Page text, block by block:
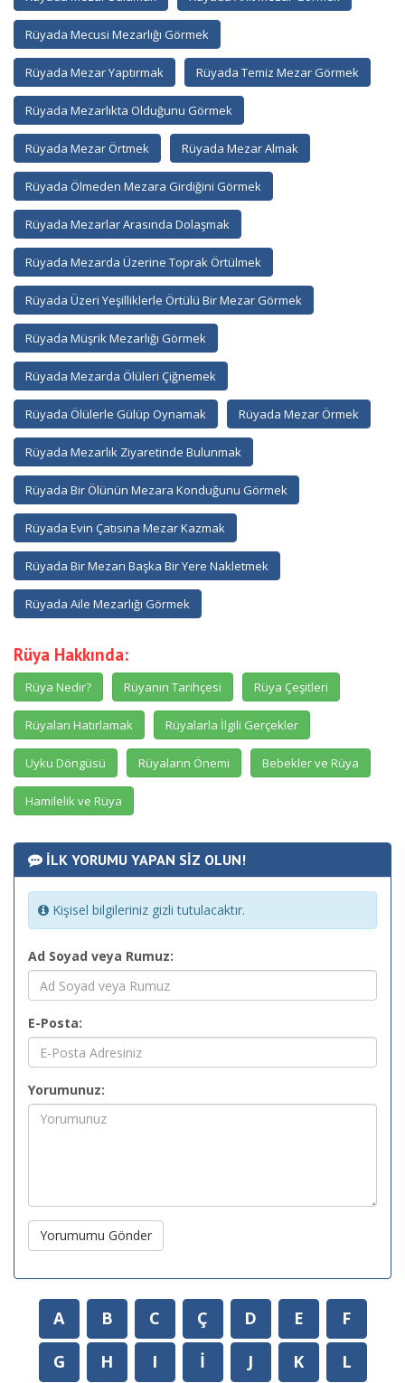
Rüyada Mecusi Mezarlığı Görmek
Rüyada Mezar Yaptırmak Rüyada Temiz Mezar Görmek
Rüyada Mezarlıkta Olduğunu Görmek
Rüyada Mezar Örtmek Rüyada Mezar Almak
Rüyada Ölmeden Mezara Girdiğini Görmek
Rüyada Mezarlar Arasında Dolaşmak
Rüyada Mezarda Üzerine Toprak Örtülmek
Rüyada Üzeri Yeşilliklerle Örtülü Bir Mezar Görmek
Rüyada Müşrik Mezarlığı Görmek
Rüyada Mezarda Ölüleri Çiğnemek
Rüyada Ölülerle Gülüp Oynamak Rüyada Mezar Örmek
Rüyada Mezarlık Ziyaretinde Bulunmak
Rüyada Bir Ölünün Mezara Konduğunu Görmek
Rüyada Evin Çatısına Mezar Kazmak
Rüyada Bir Mezarı Başka Bir Yere Nakletmek
Rüyada Aile Mezarlığı Görmek
Rüya Hakkında:
Rüya Nedir? Rüyanın Tarihçesi Rüya Çeşitleri
Rüyaları Hatırlamak Rüyalarla İlgili Gerçekler
Uyku Döngüsü Rüyaların Önemi Bebekler ve Rüya
Hamilelik ve Rüya
İLK YORUMU YAPAN SİZ OLUN!
Kişisel bilgileriniz gizli tutulacaktır.
Ad Soyad veya Rumuz:
E-Posta:
Yorumunuz:
Yorumumu Gönder
A B C Ç D E
F
G
H I İ J K L